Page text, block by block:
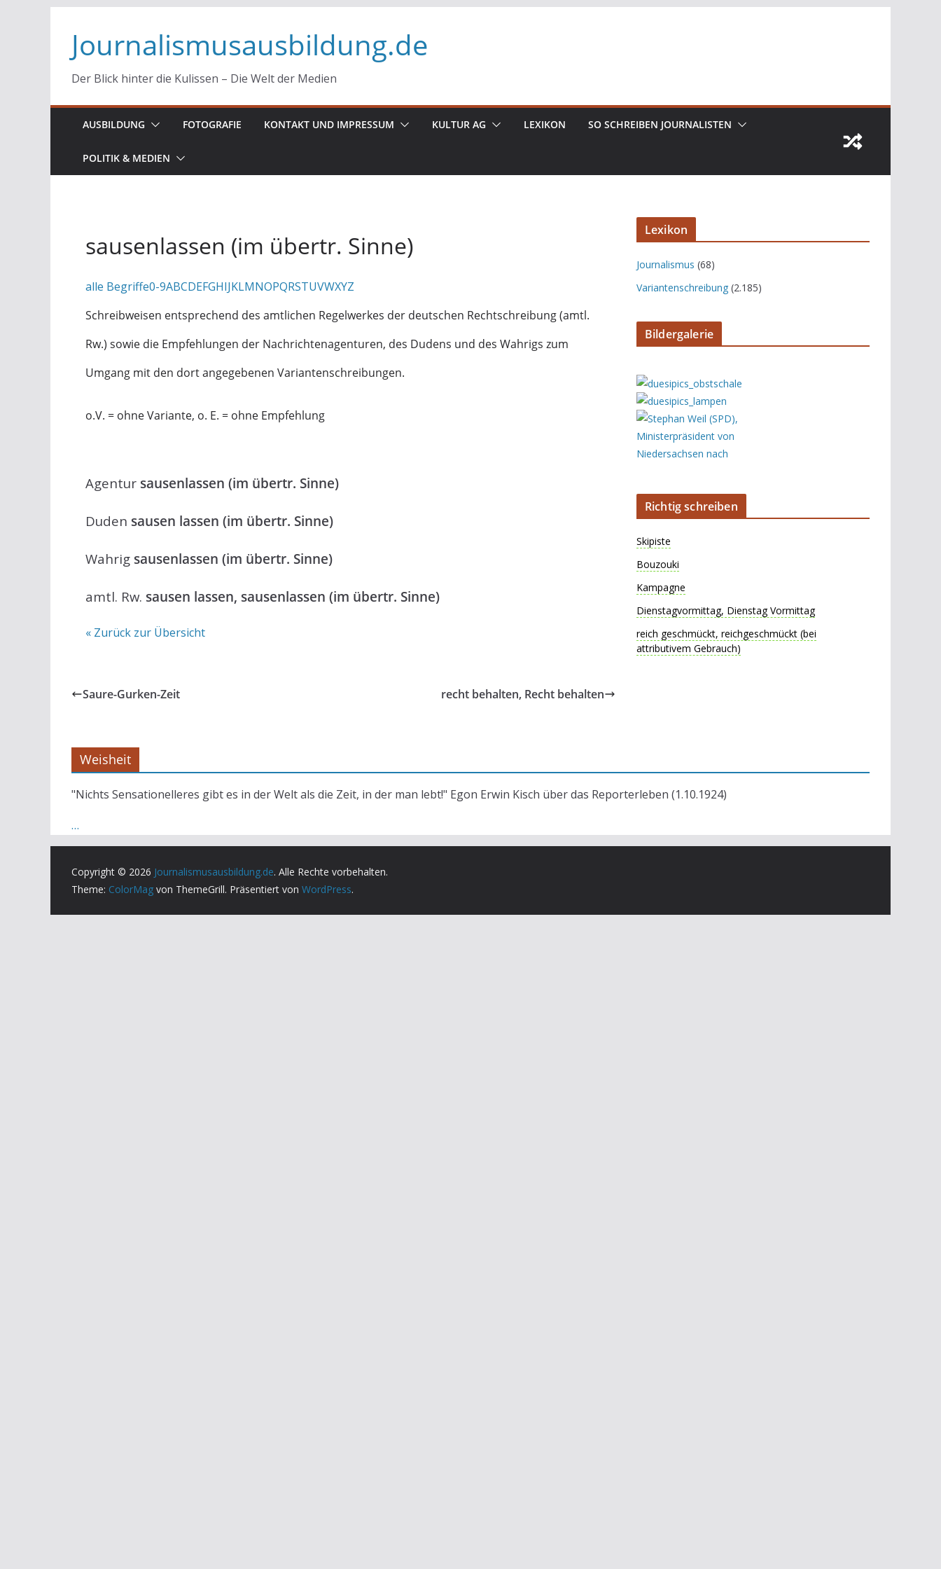
Inhalt
springen
Journalismusausbildung.de
Der Blick hinter die Kulissen – Die Welt der Medien
AUSBILDUNG FOTOGRAFIE KONTAKT UND IMPRESSUM KULTUR AG LEXIKON SO SCHREIBEN JOURNALISTEN
POLITIK & MEDIEN
sausenlassen (im übertr. Sinne)
alle Begriffe0-9ABCDEFGHIJKLMNOPQRSTUVWXYZ
Schreibweisen entsprechend des amtlichen Regelwerkes der deutschen Rechtschreibung (amtl.
Rw.) sowie die Empfehlungen der Nachrichtenagenturen, des Dudens und des Wahrigs zum
Umgang mit den dort angegebenen Variantenschreibungen.
o.V. = ohne Variante, o. E. = ohne Empfehlung
Agentur sausenlassen (im übertr. Sinne)
Duden sausen lassen (im übertr. Sinne)
Wahrig sausenlassen (im übertr. Sinne)
amtl. Rw. sausen lassen, sausenlassen (im übertr. Sinne)
« Zurück zur Übersicht
Saure-Gurken-Zeit recht behalten, Recht behalten
Lexikon
Journalismus (68)
Variantenschreibung (2.185)
Bildergalerie
Richtig schreiben
Skipiste
Bouzouki
Kampagne
Dienstagvormittag, Dienstag Vormittag
reich geschmückt, reichgeschmückt (bei
attributivem Gebrauch)
Weisheit
"Nichts Sensationelleres gibt es in der Welt als die Zeit, in der man lebt!" Egon Erwin Kisch über das Reporterleben (1.10.1924)
…
Copyright © 2026 Journalismusausbildung.de. Alle Rechte vorbehalten.
Theme: ColorMag von ThemeGrill. Präsentiert von WordPress.